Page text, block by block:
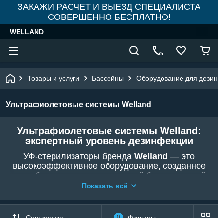
ЗАКАЖИ РАСЧЕТ И ВЫЕЗД СПЕЦИАЛИСТА
СОВЕРШЕННО БЕСПЛАТНО!
WELLAND
Товары и услуги Бассейны Оборудование для
Ультрафиолетовые системы Welland
Ультрафиолетовые системы Welland:
экспертный уровень дезинфекции
УФ-стерилизаторы бренда Welland — это
высокоэффективное оборудование, созданное
для обеспечения максимальной биологической
безопасности воды. В магазине
которые нейтрализуют до 99.9%
болезнетворных микроорганизмов, включая те,
Показать всё